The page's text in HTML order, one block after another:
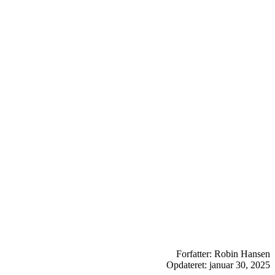
Forfatter: Robin Hansen
Opdateret: januar 30, 2025